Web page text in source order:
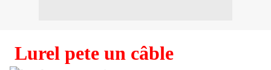
Lurel pete un câble